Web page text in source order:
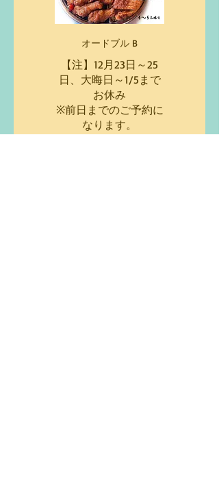
オードブル B
【注】12月23日～25
日、大晦日～1/5まで
お休み
※前日までのご予約に
なります。